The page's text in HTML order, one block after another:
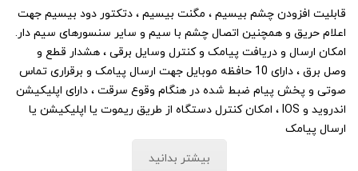
قابلیت افزودن چشم بیسیم ، مگنت بیسیم ، دتکتور دود بیسیم جهت
اعلام حریق و همچنین اتصال چشم با سیم و سایر سنسورهای سیم دار.
امکان ارسال و دریافت پیامک و کنترل وسایل برقی ، هشدار قطع و
وصل برق ، دارای 10 حافظه موبایل جهت ارسال پیامک و برقراری تماس
صوتی و پخش پیام ضبط شده در هنگام وقوع سرقت ، دارای اپلیکیشن
اندروید و IOS ، امکان کنترل دستگاه از طریق ریموت یا اپلیکیشن یا
ارسال پیامک
بیشتر بدانید